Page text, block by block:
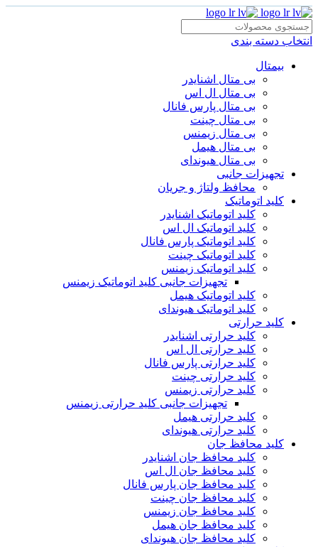
انتخاب دسته بندی
بیمتال
بی متال اشنایدر
بی متال ال اس
بی متال پارس فانال
بی متال چینت
بی متال زیمنس
بی متال هیمل
بی متال هیوندای
تجهیزات جانبی
محافظ ولتاژ و‌ جریان
کلید اتوماتیک
کلید اتوماتیک اشنایدر
کلید اتوماتیک ال اس
کلید اتوماتیک پارس فانال
کلید اتوماتیک چینت
کلید اتوماتیک زیمنس
تجهیزات جانبی کلید اتوماتیک زیمنس
کلید اتوماتیک هیمل
کلید اتوماتیک هیوندای
کلید حرارتی
کلید حرارتی اشنایدر
کلید حرارتی ال اس
کلید حرارتی پارس فانال
کلید حرارتی چینت
کلید حرارتی زیمنس
تجهیزات جانبی کلید حرارتی زیمنس
کلید حرارتی هیمل
کلید حرارتی هیوندای
کلید محافظ جان
کلید محافظ جان اشنایدر
کلید محافظ جان ال اس
کلید محافظ جان پارس فانال
کلید محافظ جان چینت
کلید محافظ جان زیمنس
کلید محافظ جان هیمل
کلید محافظ جان هیوندای